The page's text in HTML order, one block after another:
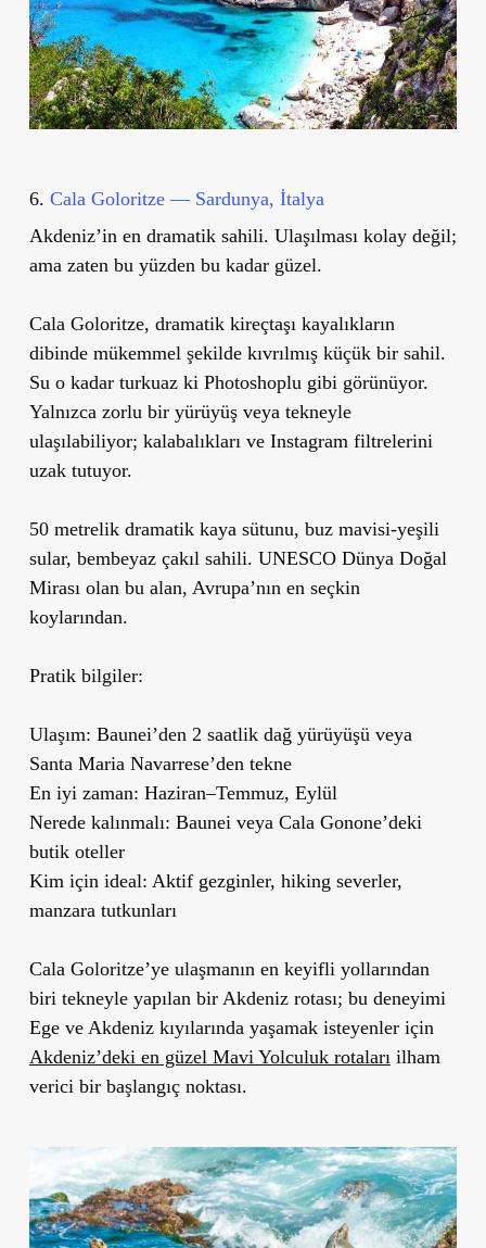
6. Cala Goloritze — Sardunya, İtalya
Akdeniz’in en dramatik sahili. Ulaşılması kolay değil;
ama zaten bu yüzden bu kadar güzel.
Cala Goloritze, dramatik kireçtaşı kayalıkların
dibinde mükemmel şekilde kıvrılmış küçük bir sahil.
Su o kadar turkuaz ki Photoshoplu gibi görünüyor.
Yalnızca zorlu bir yürüyüş veya tekneyle
ulaşılabiliyor; kalabalıkları ve Instagram filtrelerini
uzak tutuyor.
50 metrelik dramatik kaya sütunu, buz mavisi-yeşili
sular, bembeyaz çakıl sahili. UNESCO Dünya Doğal
Mirası olan bu alan, Avrupa’nın en seçkin
koylarından.
Pratik bilgiler:
Ulaşım: Baunei’den 2 saatlik dağ yürüyüşü veya
Santa Maria Navarrese’den tekne
En iyi zaman: Haziran–Temmuz, Eylül
Nerede kalınmalı: Baunei veya Cala Gonone’deki
butik oteller
Kim için ideal: Aktif gezginler, hiking severler,
manzara tutkunları
Cala Goloritze’ye ulaşmanın en keyifli yollarından
biri tekneyle yapılan bir Akdeniz rotası; bu deneyimi
Ege ve Akdeniz kıyılarında yaşamak isteyenler için
Akdeniz’deki en güzel Mavi Yolculuk rotaları ilham
verici bir başlangıç noktası.